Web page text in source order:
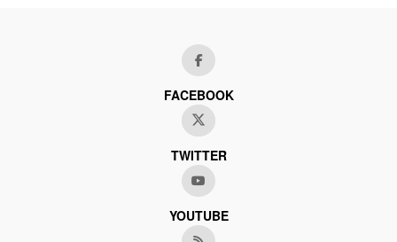
FACEBOOK
TWITTER
YOUTUBE